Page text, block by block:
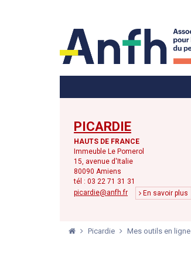
PICARDIE
HAUTS DE FRANCE
Immeuble Le Pomerol
15, avenue d'Italie
80090 Amiens
tél : 03 22 71 31 31
picardie@anfh.fr
En savoir plus
Picardie Mes outils en ligne